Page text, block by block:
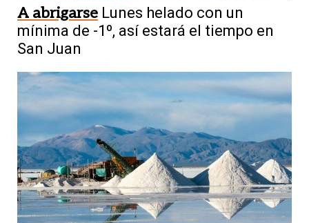
A abrigarse Lunes helado con un
mínima de -1º, así estará el tiempo en
San Juan